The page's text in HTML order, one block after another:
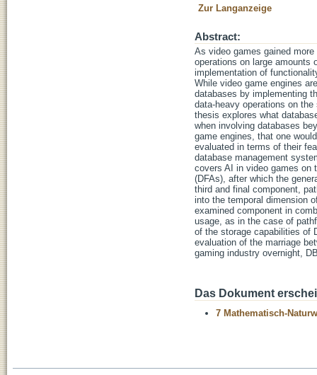
Zur Langanzeige
Abstract:
As video games gained
operations on large amounts
implementation of
While video game engines
databases by implementing
data-heavy operations on
thesis explores what
when involving databases
game engines, that one
evaluated in terms of their
database management
covers AI in video games on
(DFAs), after which the
third and final component,
into the temporal dimension
examined component in
usage, as in the case of
of the storage capabilities of
evaluation of the marriage
gaming industry overnight,
Das Dokument
7 Mathematisch-